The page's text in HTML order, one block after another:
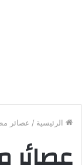
الرئيسية / عصائر